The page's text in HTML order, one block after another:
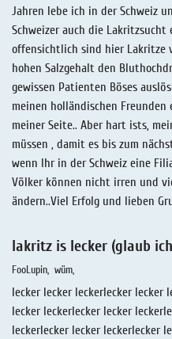
Jahren lebe ich in der Schweiz
Schweizer auch die Lakritzsucht
offensichtlich sind hier Lakritze
hohen Salzgehalt den
gewissen Patienten Böses
meinen holländischen
meiner Seite.. Aber hart ists,
müssen , damit es bis zum
wenn Ihr in der Schweiz eine
Völker können nicht irren und
ändern..Viel Erfolg und lieben
lakritz is lecker (glaub
FooLupin wüm
lecker lecker leckerlecker lecker
lecker leckerlecker lecker
leckerlecker lecker leckerlecker